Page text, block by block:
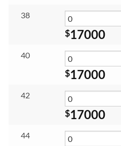
38
$17000
40
$17000
42
$17000
44